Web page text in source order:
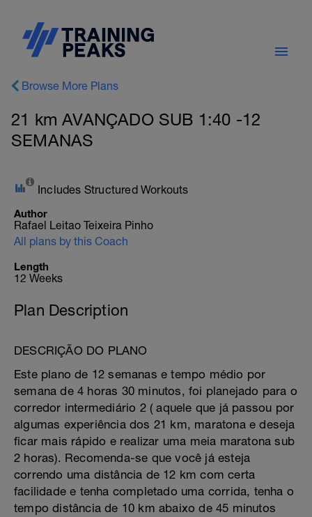
Browse More Plans
21 km AVANÇADO SUB 1:40 -12
SEMANAS
Includes Structured Workouts
Author
Rafael Leitao Teixeira Pinho
All plans by this Coach
Length
12 Weeks
Plan Description
DESCRIÇÃO DO PLANO
Este plano de 12 semanas e tempo médio por
semana de 4 horas 30 minutos, foi planejado para o
corredor intermediário 2 ( aquele que já passou por
algumas experiência dos 21 km, maratona e deseja
ficar mais rápido e realizar uma meia maratona sub
2 horas). Recomenda-se que você já esteja
correndo uma distância de 12 km com certa
facilidade e tenha completado uma corrida, tenha o
tempo distância de 10 km abaixo de 45 minutos